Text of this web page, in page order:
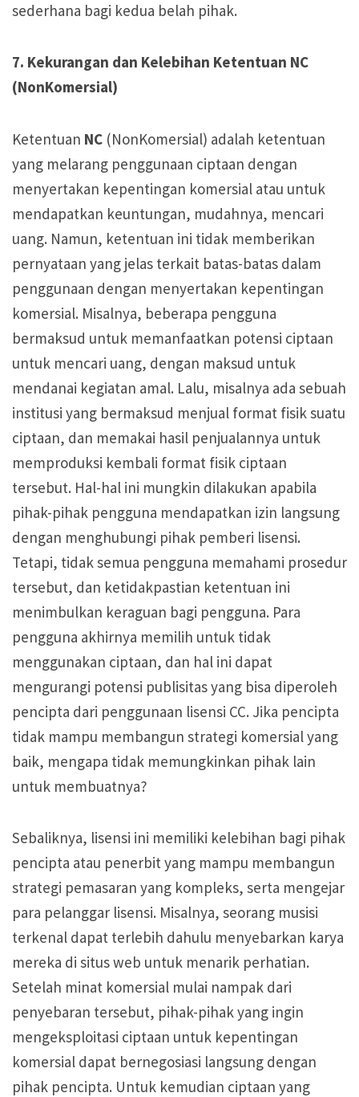
sederhana bagi kedua belah pihak.
7. Kekurangan dan Kelebihan Ketentuan NC
(NonKomersial)
Ketentuan NC (NonKomersial) adalah ketentuan
yang melarang penggunaan ciptaan dengan
menyertakan kepentingan komersial atau untuk
mendapatkan keuntungan, mudahnya, mencari
uang. Namun, ketentuan ini tidak memberikan
pernyataan yang jelas terkait batas-batas dalam
penggunaan dengan menyertakan kepentingan
komersial. Misalnya, beberapa pengguna
bermaksud untuk memanfaatkan potensi ciptaan
untuk mencari uang, dengan maksud untuk
mendanai kegiatan amal. Lalu, misalnya ada sebuah
institusi yang bermaksud menjual format fisik suatu
ciptaan, dan memakai hasil penjualannya untuk
memproduksi kembali format fisik ciptaan
tersebut. Hal-hal ini mungkin dilakukan apabila
pihak-pihak pengguna mendapatkan izin langsung
dengan menghubungi pihak pemberi lisensi.
Tetapi, tidak semua pengguna memahami prosedur
tersebut, dan ketidakpastian ketentuan ini
menimbulkan keraguan bagi pengguna. Para
pengguna akhirnya memilih untuk tidak
menggunakan ciptaan, dan hal ini dapat
mengurangi potensi publisitas yang bisa diperoleh
pencipta dari penggunaan lisensi CC. Jika pencipta
tidak mampu membangun strategi komersial yang
baik, mengapa tidak memungkinkan pihak lain
untuk membuatnya?
Sebaliknya, lisensi ini memiliki kelebihan bagi pihak
pencipta atau penerbit yang mampu membangun
strategi pemasaran yang kompleks, serta mengejar
para pelanggar lisensi. Misalnya, seorang musisi
terkenal dapat terlebih dahulu menyebarkan karya
mereka di situs web untuk menarik perhatian.
Setelah minat komersial mulai nampak dari
penyebaran tersebut, pihak-pihak yang ingin
mengeksploitasi ciptaan untuk kepentingan
komersial dapat bernegosiasi langsung dengan
pihak pencipta. Untuk kemudian ciptaan yang